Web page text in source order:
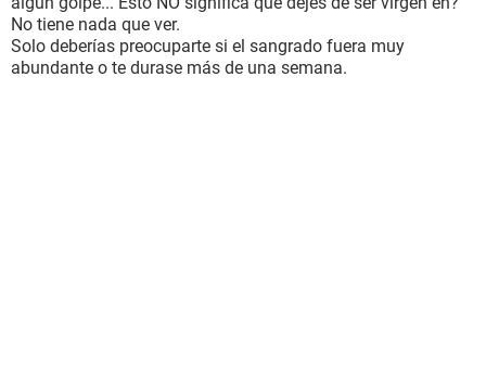
No tiene nada que ver.
Solo deberías preocuparte si el sangrado fuera muy
abundante o te durase más de una semana.